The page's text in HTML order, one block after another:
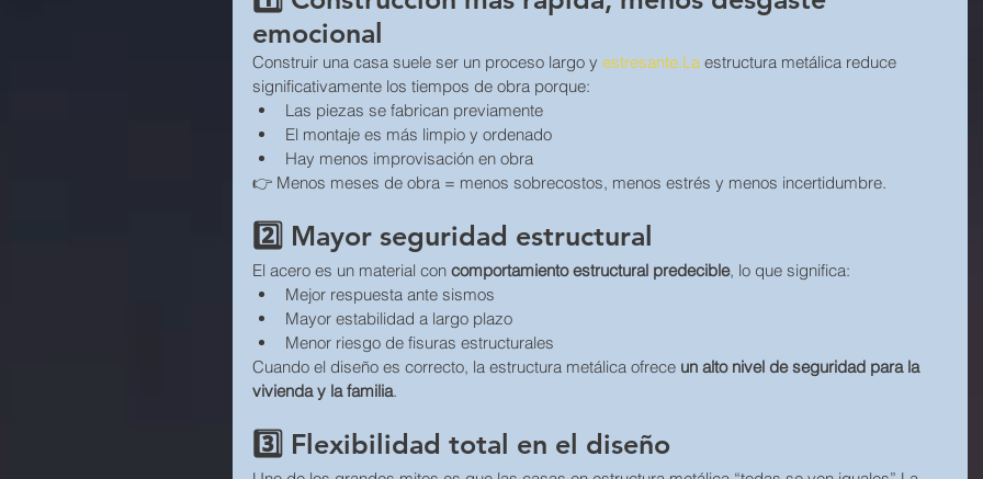
emocional
Construir una casa suele ser un proceso largo y estresante.La estructura metálica reduce
significativamente los tiempos de obra porque:
Las piezas se fabrican previamente
El montaje es más limpio y ordenado
Hay menos improvisación en obra
👉 Menos meses de obra = menos sobrecostos, menos estrés y menos incertidumbre.
2️⃣ Mayor seguridad estructural
El acero es un material con comportamiento estructural predecible, lo que significa:
Mejor respuesta ante sismos
Mayor estabilidad a largo plazo
Menor riesgo de fisuras estructurales
Cuando el diseño es correcto, la estructura metálica ofrece un alto nivel de seguridad para la
vivienda y la familia.
3️⃣ Flexibilidad total en el diseño